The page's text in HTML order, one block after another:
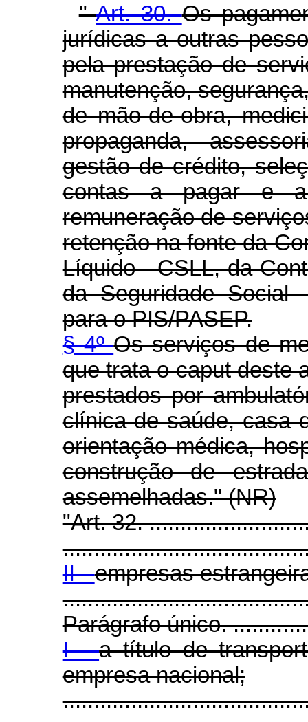
"Art. 30.Os
jurídicas a outras
pela prestação de
manutenção,
de mão-de-obra,
propaganda,
gestão de crédito,
contas a pagar e a
remuneração de
retenção na fonte da
Líquido - CSLL, da
da Seguridade Social
para o PIS/PASEP.
§ 4ºOs serviços de
que trata o caput deste
prestados por
clínica de saúde, casa
orientação médica,
construção de
assemelhadas." (NR)
"Art. 32.
II -empresas
Parágrafo único.
I -a título de
empresa nacional;